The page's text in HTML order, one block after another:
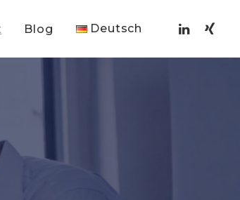
Blog Deutsch